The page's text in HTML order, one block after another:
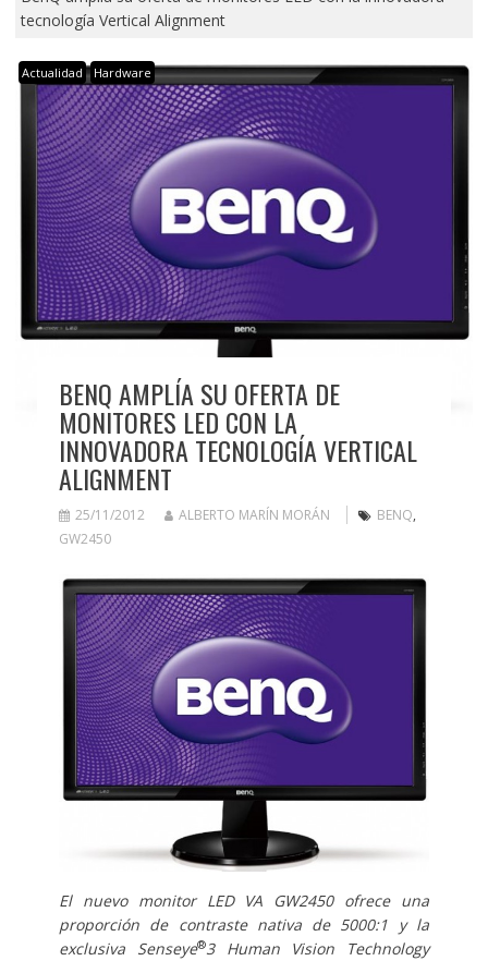
tecnología Vertical Alignment
Actualidad Hardware
BENQ AMPLÍA SU OFERTA DE
MONITORES LED CON LA
INNOVADORA TECNOLOGÍA VERTICAL
ALIGNMENT
25/11/2012 ALBERTO MARÍN MORÁN BENQ,
GW2450
El nuevo monitor LED VA GW2450 ofrece una
proporción de contraste nativa de 5000:1 y la
exclusiva Senseye®3 Human Vision Technology